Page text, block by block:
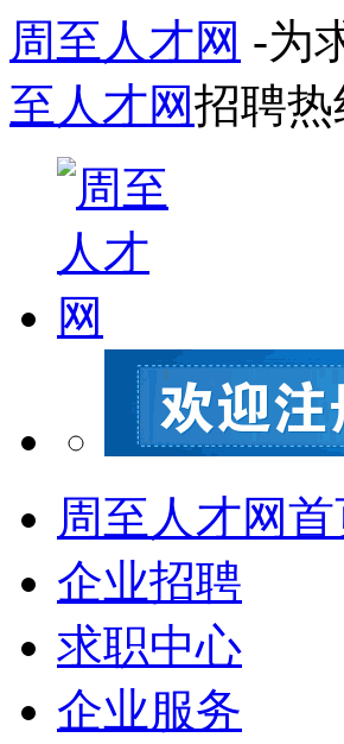
周至人才网 -为
至人才网招聘热
周至人才网
企业招聘
求职中心
企业服务